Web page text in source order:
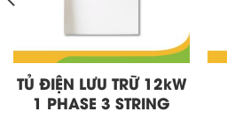
TỦ ĐIỆN LƯU TRỮ 12kW
1 PHASE 3 STRING